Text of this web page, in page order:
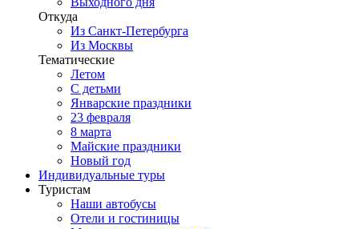
Откуда
Из Санкт-Петербурга
Из Москвы
Тематические
Летом
С детьми
Январские праздники
23 февраля
8 марта
Майские праздники
Новый год
Индивидуальные туры
Туристам
Наши автобусы
Отели и гостиницы